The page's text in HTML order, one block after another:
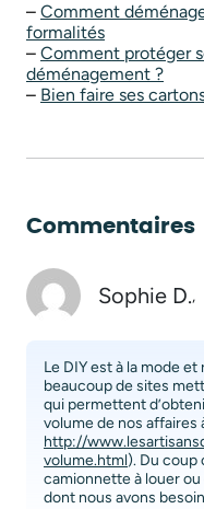
– Comment
formalités
– Comment protéger
déménagement ?
– Bien faire ses
Commentaires
Sophie D.,
Le DIY est à la mode
beaucoup de sites
qui permettent
volume de nos affaires
http://
volume.html). Du coup
camionnette à louer ou
dont nous avons